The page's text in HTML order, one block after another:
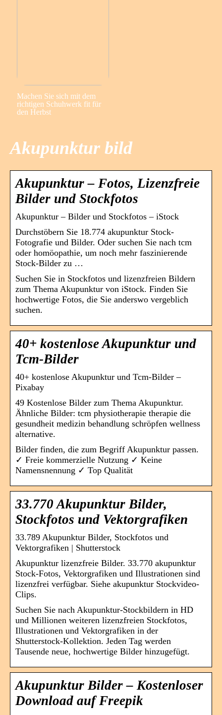
Machen Sie sich mit dem
richtigen Schuhwerk fit für
den Herbst
Akupunktur bild
Akupunktur – Fotos, Lizenzfreie
Bilder und Stockfotos
Akupunktur – Bilder und Stockfotos – iStock
Durchstöbern Sie 18.774 akupunktur Stock-
Fotografie und Bilder. Oder suchen Sie nach tcm
oder homöopathie, um noch mehr faszinierende
Stock-Bilder zu …
Suchen Sie in Stockfotos und lizenzfreien Bildern
zum Thema Akupunktur von iStock. Finden Sie
hochwertige Fotos, die Sie anderswo vergeblich
suchen.
40+ kostenlose Akupunktur und
Tcm-Bilder
40+ kostenlose Akupunktur und Tcm-Bilder –
Pixabay
49 Kostenlose Bilder zum Thema Akupunktur.
Ähnliche Bilder: tcm physiotherapie therapie die
gesundheit medizin behandlung schröpfen wellness
alternative.
Bilder finden, die zum Begriff Akupunktur passen.
✓ Freie kommerzielle Nutzung ✓ Keine
Namensnennung ✓ Top Qualität
33.770 Akupunktur Bilder,
Stockfotos und Vektorgrafiken
33.789 Akupunktur Bilder, Stockfotos und
Vektorgrafiken | Shutterstock
Akupunktur lizenzfreie Bilder. 33.770 akupunktur
Stock-Fotos, Vektorgrafiken und Illustrationen sind
lizenzfrei verfügbar. Siehe akupunktur Stockvideo-
Clips.
Suchen Sie nach Akupunktur-Stockbildern in HD
und Millionen weiteren lizenzfreien Stockfotos,
Illustrationen und Vektorgrafiken in der
Shutterstock-Kollektion. Jeden Tag werden
Tausende neue, hochwertige Bilder hinzugefügt.
Akupunktur Bilder – Kostenloser
Download auf Freepik